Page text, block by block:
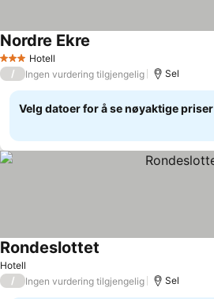
3 StjernerHotell
Nordre Ekre
/ Ingen vurdering tilgjengelig Sel
Velg datoer for å se nøyaktige priser
Hotell
Rondeslottet
/ Ingen vurdering tilgjengelig Sel